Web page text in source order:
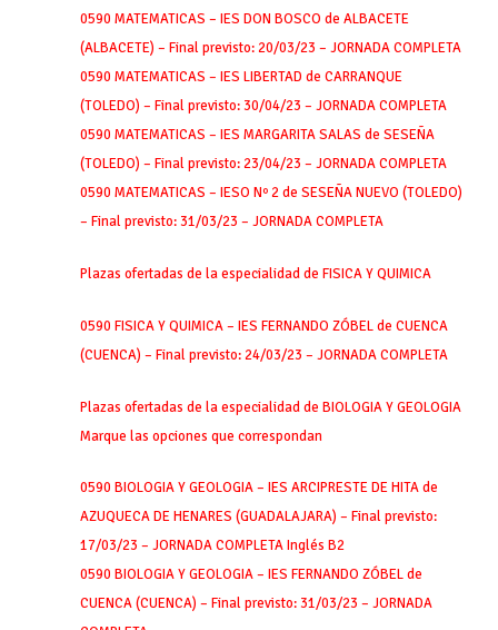
0590 MATEMATICAS – IES DON BOSCO de ALBACETE
(ALBACETE) – Final previsto: 20/03/23 – JORNADA COMPLETA
0590 MATEMATICAS – IES LIBERTAD de CARRANQUE
(TOLEDO) – Final previsto: 30/04/23 – JORNADA COMPLETA
0590 MATEMATICAS – IES MARGARITA SALAS de SESEÑA
(TOLEDO) – Final previsto: 23/04/23 – JORNADA COMPLETA
0590 MATEMATICAS – IESO Nº 2 de SESEÑA NUEVO (TOLEDO)
– Final previsto: 31/03/23 – JORNADA COMPLETA
Plazas ofertadas de la especialidad de FISICA Y QUIMICA
0590 FISICA Y QUIMICA – IES FERNANDO ZÓBEL de CUENCA
(CUENCA) – Final previsto: 24/03/23 – JORNADA COMPLETA
Plazas ofertadas de la especialidad de BIOLOGIA Y GEOLOGIA
Marque las opciones que correspondan
0590 BIOLOGIA Y GEOLOGIA – IES ARCIPRESTE DE HITA de
AZUQUECA DE HENARES (GUADALAJARA) – Final previsto:
17/03/23 – JORNADA COMPLETA Inglés B2
0590 BIOLOGIA Y GEOLOGIA – IES FERNANDO ZÓBEL de
CUENCA (CUENCA) – Final previsto: 31/03/23 – JORNADA